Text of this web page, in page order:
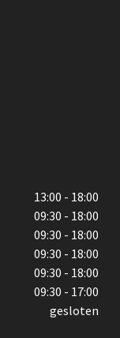
13:00 - 18:00
09:30 - 18:00
09:30 - 18:00
09:30 - 18:00
09:30 - 18:00
09:30 - 17:00
gesloten